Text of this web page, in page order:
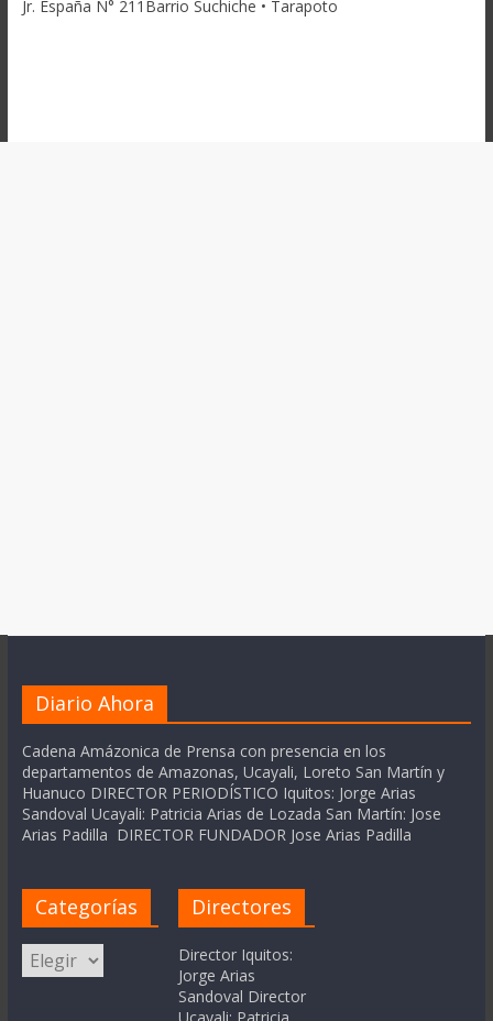
Jr. España N° 211Barrio Suchiche • Tarapoto
Diario Ahora
Cadena Amázonica de Prensa con presencia en los
departamentos de Amazonas, Ucayali, Loreto San Martín y
Huanuco DIRECTOR PERIODÍSTICO Iquitos: Jorge Arias
Sandoval Ucayali: Patricia Arias de Lozada San Martín: Jose
Arias Padilla DIRECTOR FUNDADOR Jose Arias Padilla
Categorías
Categorías
Directores
Director Iquitos:
Jorge Arias
Sandoval Director